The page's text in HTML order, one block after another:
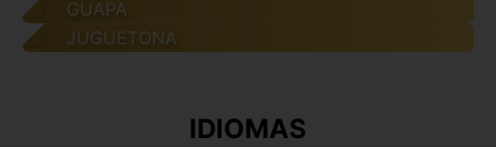
GUAPA
JUGUETONA
IDIOMAS